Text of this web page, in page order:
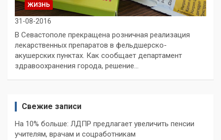
ЖИЗНЬ
31-08-2016
В Севастополе прекращена розничная реализация
лекарственных препаратов в фельдшерско-
акушерских пунктах. Как сообщает департамент
здравоохранения города, решение…
Свежие записи
На 10% больше: ЛДПР предлагает увеличить пенсии
учителям, врачам и соцработникам